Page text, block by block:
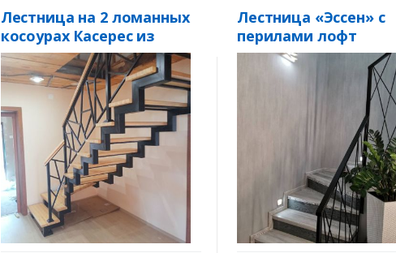
Лестница на 2 ломанных
косоурах Касерес из
ясеня
Лестница «Эссен» с
перилами лофт